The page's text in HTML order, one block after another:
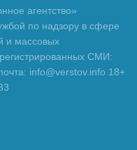
агентство»
по надзору в сфере
и массовых
СМИ:
info@verstov.info 18+